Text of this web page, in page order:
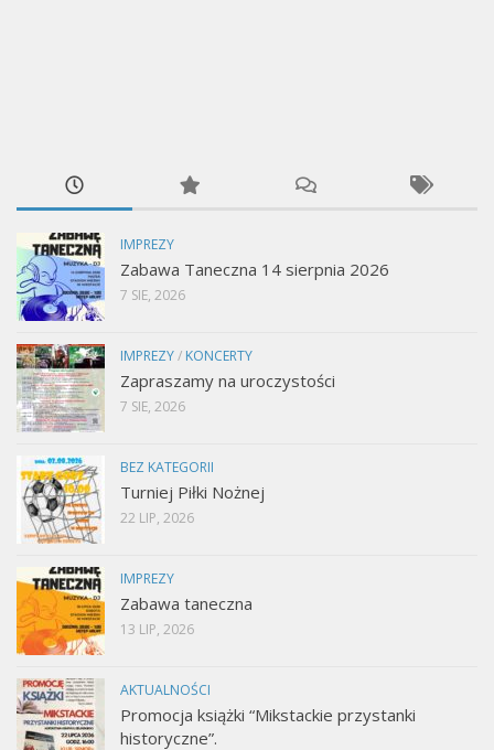
IMPREZY
Zabawa Taneczna 14 sierpnia 2026
7 SIE, 2026
IMPREZY/ KONCERTY
Zapraszamy na uroczystości
7 SIE, 2026
BEZ KATEGORII
Turniej Piłki Nożnej
22 LIP, 2026
IMPREZY
Zabawa taneczna
13 LIP, 2026
AKTUALNOŚCI
Promocja książki “Mikstackie przystanki
historyczne”.